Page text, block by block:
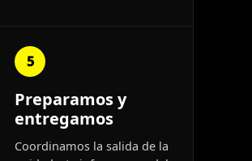
5
Preparamos y
entregamos
Coordinamos la salida de la